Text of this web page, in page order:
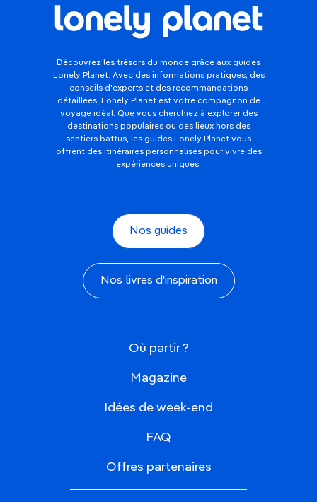
Découvrez les trésors du monde grâce aux guides
Lonely Planet. Avec des informations pratiques, des
conseils d'experts et des recommandations
détaillées, Lonely Planet est votre compagnon de
voyage idéal. Que vous cherchiez à explorer des
destinations populaires ou des lieux hors des
sentiers battus, les guides Lonely Planet vous
offrent des itinéraires personnalisés pour vivre des
expériences uniques.
Nos guides
Nos livres d'inspiration
Où partir ?
Magazine
Idées de week-end
FAQ
Offres partenaires